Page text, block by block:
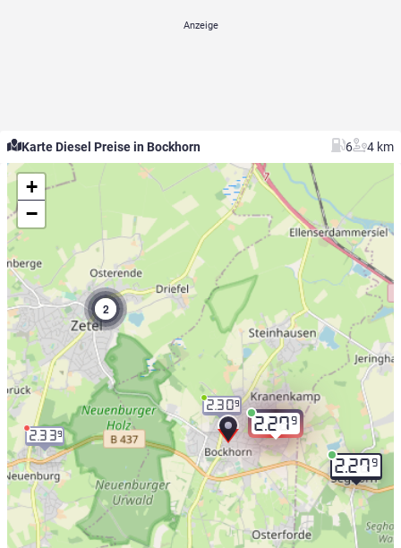
Karte Diesel Preise in Bockhorn 6 4 km
2.279
2.279
2.339
2.309
2
+
−